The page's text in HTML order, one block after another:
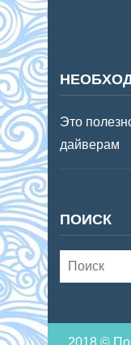
Это
дайверам
ПОИСК
2018 ©